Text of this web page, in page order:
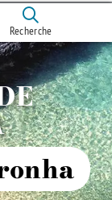
Recherche